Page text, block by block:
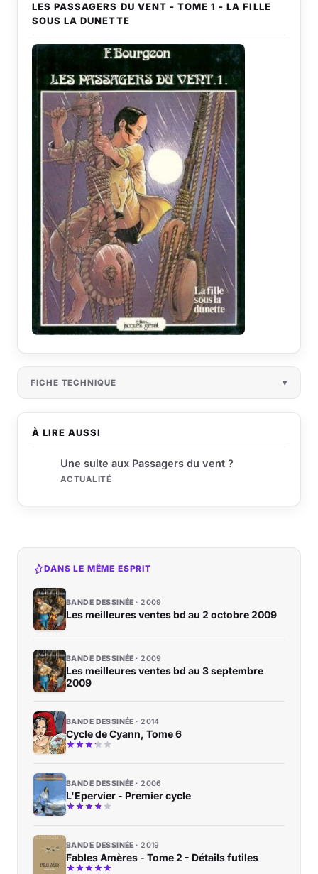
À LIRE AUSSI
Une suite aux Passagers du vent ?
ACTUALITÉ
LES PASSAGERS DU VENT - TOME 1 - LA FILLE
SOUS LA DUNETTE
FICHE TECHNIQUE
DANS LE MÊME ESPRIT
BANDE DESSINÉE 2009
Les meilleures ventes bd au 2 octobre 2009
BANDE DESSINÉE 2009
Les meilleures ventes bd au 3 septembre
2009
BANDE DESSINÉE 2014
Cycle de Cyann, Tome 6
BANDE DESSINÉE 2006
L'Epervier - Premier cycle
BANDE DESSINÉE 2019
Fables Amères - Tome 2 - Détails futiles